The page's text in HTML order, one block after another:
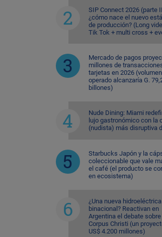
SIP Connect 2026 (parte
¿cómo nace el nuevo
de producción? (Long
Tik Tok + multi cross +
Mercado de pagos
millones de
tarjetas en 2026 (volumen
operado alcanzaría G.
billones)
Nude Dining: Miami
lujo gastronómico con la
(nudista) más disruptiva
Starbucks Japón y la
coleccionable que vale
el café (el producto se
en ecosistema)
¿Una nueva hidroeléctrica
binacional? Reactivan en
Argentina el debate sobre
Corpus Christi (un
US$ 4.200 millones)